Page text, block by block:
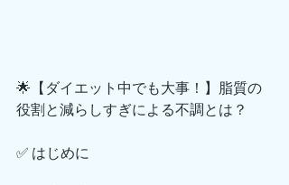
🌟【ダイエット中でも大事！】脂質の
役割と減らしすぎによる不調とは？
✅ はじめに